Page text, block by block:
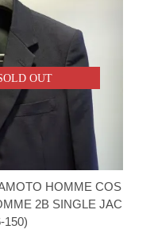
OUT
HOMME COS
2B SINGLE JAC
150)